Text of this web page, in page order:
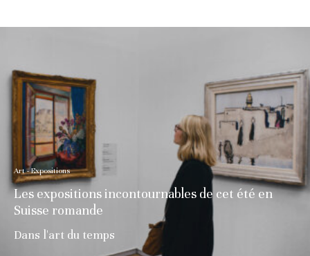
Art - Expositions
Les expositions incontournables de cet été en
Suisse romande
Dans l'art du temps